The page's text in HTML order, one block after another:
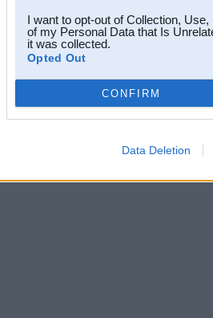
I want to opt-out of Collection,
of my Personal Data that Is
it was collected.
Opted Out
CONFIRM
Data Deletion